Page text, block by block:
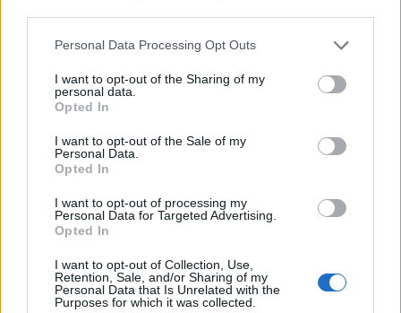
Please note that this website/app uses one or more Google
not limited to your visit or usage behaviour. You may click to
grant or deny consent to Google and its third-party tags to
use your data for below specified purposes in below Google
consent section.
Personal Data Processing Opt Outs
I want to opt-out of the Sharing of my
personal data.
Opted In
I want to opt-out of the Sale of my
Personal Data.
Opted In
I want to opt-out of processing my
Personal Data for Targeted Advertising.
Opted In
I want to opt-out of Collection, Use,
Retention, Sale, and/or Sharing of my
Personal Data that Is Unrelated with the
Purposes for which it was collected.
quanto riguarda le ospedalizzazioni, con una
percentuale del 7,2% dei posti letto occupata da
dell’1,6% in terapia intensiva.
numeri siano sottostimati, a causa della mancata
comunicazione degli esiti dei tamponi fai-da-te e del
non obbligo di isolamento per i soggetti positivi. La
situazione richiede quindi massima attenzione e
rispetto delle misure di prevenzione per contrastare
la diffusione del virus.